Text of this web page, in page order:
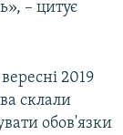
– цитує
2019
склали
обов'язки